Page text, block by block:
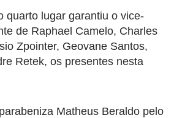
quarto lugar garantiu o vice-
de Raphael Camelo, Charles
Zpointer, Geovane Santos,
Retek, os presentes nesta
Matheus Beraldo pelo